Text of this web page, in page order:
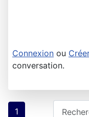
Connexion ou
conversation.
1